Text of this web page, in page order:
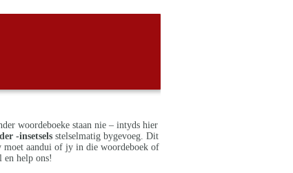
woordeboeke staan nie – intyds hier
-insetsels stelselmatig bygevoeg. Dit
moet aandui of jy in die woordeboek of
en help ons!